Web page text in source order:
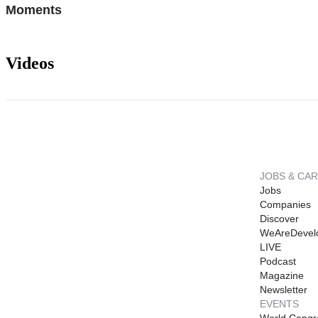
Moments
Videos
JOBS &
Jobs
Companies
Discover
LIVE
Podcast
Magazine
Newsletter
EVENTS